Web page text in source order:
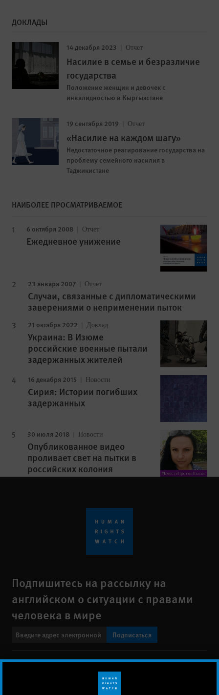
ДОКЛАДЫ
14 декабря 2023 Отчет
Насилие в семье и безразличие
государства
Положение женщин и девочек с
инвалидностью в Кыргызстане
19 сентября 2019 Отчет
«Насилие на каждом шагу»
Недостаточное реагирование государства на
проблему семейного насилия в
Таджикистане
НАИБОЛЕЕ ПРОСМАТРИВАЕМОЕ
6 октября 2008 Отчет
Ежедневное унижение
23 января 2007 Отчет
Случаи, связанные с дипломатическими
заверениями о неприменении пыток
21 октября 2022 Доклад
Украина: В Изюме
российские военные пытали
задержанных жителей
16 декабря 2015 Новости
Сирия: Истории погибших
задержанных
30 июля 2018 Новости
Опубликованное видео
проливает свет на пытки в
российских колония
Подпишитесь на рассылку на
английском о ситуации с правами
человека в мире
Подписаться
Свяжитесь с нами